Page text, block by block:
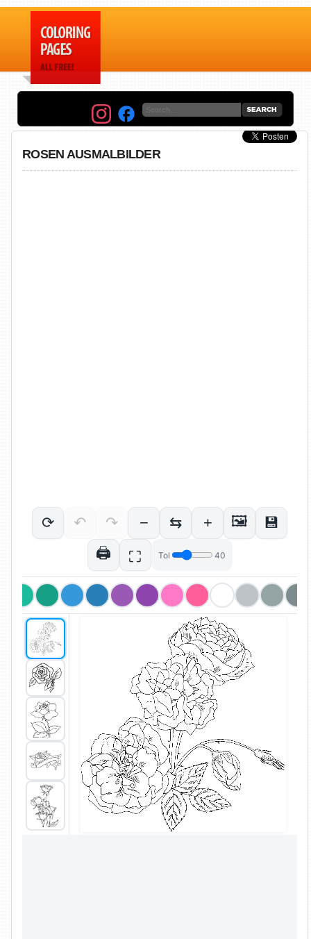
ROSEN AUSMALBILDER